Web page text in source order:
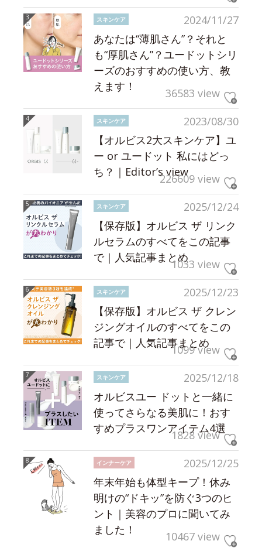
2024/11/27
スキンケア
あなたは“薄肌さん”？それと
も“厚肌さん”？ユードットシリ
ーズのおすすめの使い方、教
えます！
36583 view
2023/08/30
スキンケア
【オルビス2大スキンケア】ユ
ー or ユードット 私にはどっ
ち？｜Editor’s view226609 view
2025/12/24
スキンケア
【保存版】オルビス ザ リンク
ルセラムのすべてをこの記事
で｜人気記事まとめ1033 view
2025/12/23
スキンケア
【保存版】オルビス ザ クレン
ジングオイルのすべてをこの
記事で｜人気記事まとめ
1099 view
2025/12/18
スキンケア
オルビスユー ドットと一緒に
使ってさらなる美肌に！おす
すめプラスワンアイテム4選
1828 view
2025/12/25
インナーケア
年末年始も体型キープ！休み
明けの“ドキッ”を防ぐ3つのヒ
ント｜美容のプロに聞いてみ
ました！
10467 view